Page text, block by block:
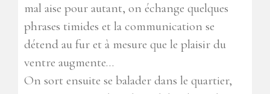
mal aise pour autant, on échange quelques
phrases timides et la communication se
détend au fur et à mesure que le plaisir du
ventre augmente…
On sort ensuite se balader dans le quartier,